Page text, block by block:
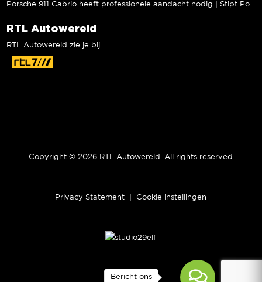
Bericht ons
RTL Autowereld
RTL Autowereld zie je bij
Copyright © 2026 RTL Autowereld. All rights reserved
Privacy Statement Cookie instellingen